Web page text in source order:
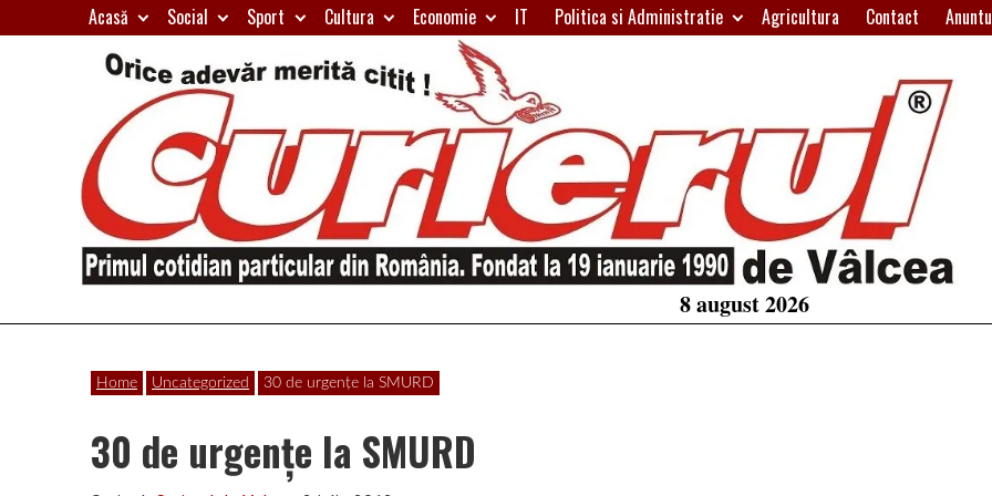
to
Acasă Social Sport Cultura Economie IT Politica si Administratie Agricultura Contact
Curierul
de
Primul
particular
din
România
8 august 2026
Home Uncategorized 30 de urgenţe la SMURD
30 de urgenţe la SMURD